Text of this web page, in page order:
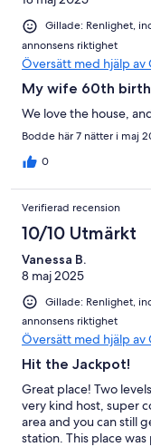
Gillade: Renlighet,
annonsens riktighet
Översätt med hjälp av
My wife 60th
We love the house,
Bodde här 7 nätter i maj
0
Verifierad recension
10/10 Utmärkt
Vanessa B.
8 maj 2025
Gillade: Renlighet,
annonsens riktighet
Översätt med hjälp av
Hit the Jackpot!
Great place! Two
very kind host, super
area and you can still
station. This place